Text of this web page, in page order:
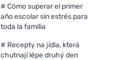
# Cómo superar el primer
año escolar sin estrés para
toda la familia
# Recepty na jídla, která
chutnají lépe druhý den